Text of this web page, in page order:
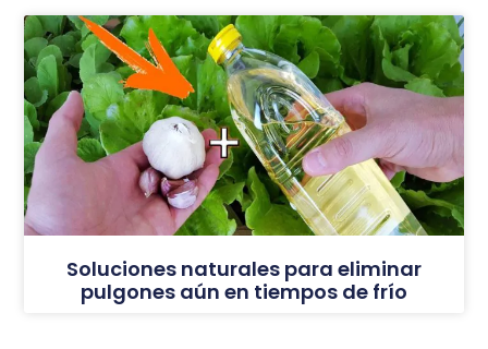
Soluciones naturales para eliminar
pulgones aún en tiempos de frío